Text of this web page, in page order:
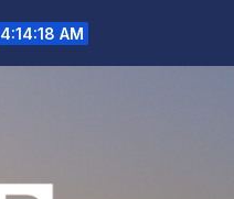
4:14:19 AM